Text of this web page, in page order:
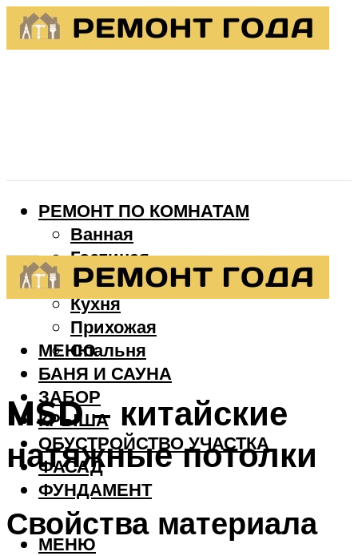
РЕМОНТ ПО КОМНАТАМ
Ванная
Гостиная
Детская
Кухня
Прихожая
Спальня
БАНЯ И САУНА
ЗАБОР
КРЫША
ОБУСТРОЙСТВО УЧАСТКА
ФАСАД
ФУНДАМЕНТ
МЕНЮ
МЕНЮ
MSD – китайские
натяжные потолки
Свойства материала